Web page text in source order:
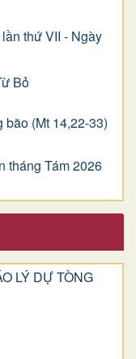
thứ VII - Ngày
Bỏ
(Mt 14,22-33)
tháng Tám 2026
LÝ DỰ TÒNG